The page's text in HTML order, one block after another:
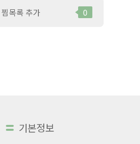
찜목록 추가 0
기본정보